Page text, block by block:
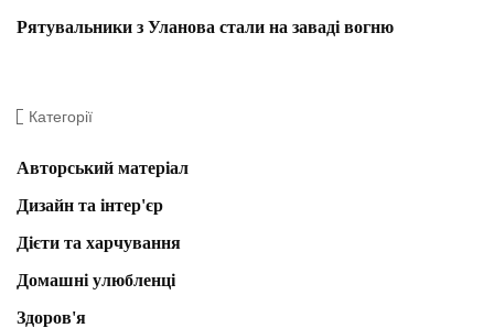
Рятувальники з Уланова стали на заваді вогню
Категорії
Авторський матеріал
Дизайн та інтер'єр
Дієти та харчування
Домашні улюбленці
Здоров'я